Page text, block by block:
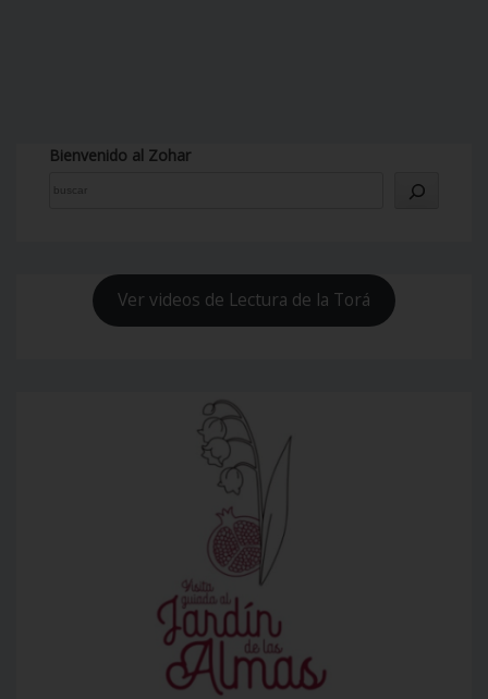
Bienvenido al Zohar
Ver videos de Lectura de la Torá